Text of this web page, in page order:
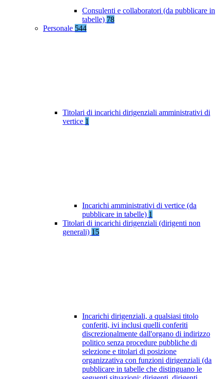
Consulenti e collaboratori (da pubblicare in
tabelle) 78
Personale 544
Titolari di incarichi dirigenziali amministrativi di
vertice 1
Incarichi amministrativi di vertice (da
pubblicare in tabelle) 1
Titolari di incarichi dirigenziali (dirigenti non
generali) 15
Incarichi dirigenziali, a qualsiasi titolo
conferiti, ivi inclusi quelli conferiti
discrezionalmente dall'organo di indirizzo
politico senza procedure pubbliche di
selezione e titolari di posizione
organizzativa con funzioni dirigenziali (da
pubblicare in tabelle che distinguano le